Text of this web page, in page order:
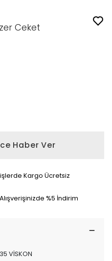
Ceket
Haber Ver
Kargo Ücretsiz
%5 İndirim
VİSKON